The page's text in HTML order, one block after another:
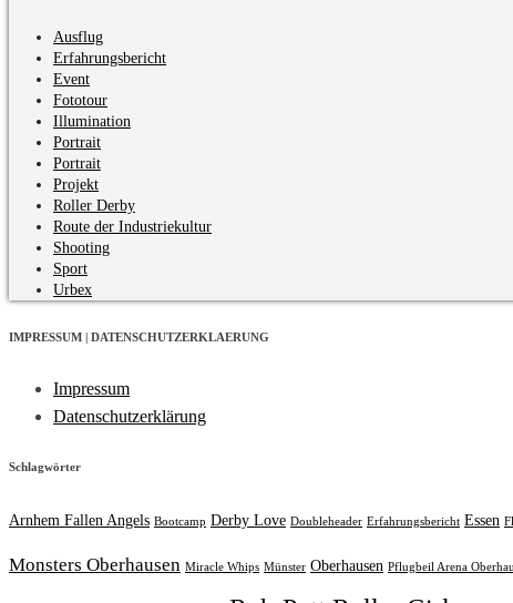
Ausflug
Erfahrungsbericht
Event
Fototour
Illumination
Portrait
Portrait
Projekt
Roller Derby
Route der Industriekultur
Shooting
Sport
Urbex
IMPRESSUM | DATENSCHUTZERKLAERUNG
Impressum
Datenschutzerklärung
Schlagwörter
Arnhem Fallen Angels Bootcamp Derby Love Doubleheader Erfahrungsbericht Essen
Monsters Oberhausen Miracle Whips Münster Oberhausen Pflugbeil Arena